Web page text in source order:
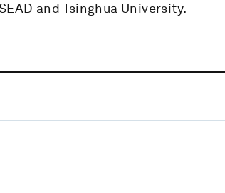
and Tsinghua University.